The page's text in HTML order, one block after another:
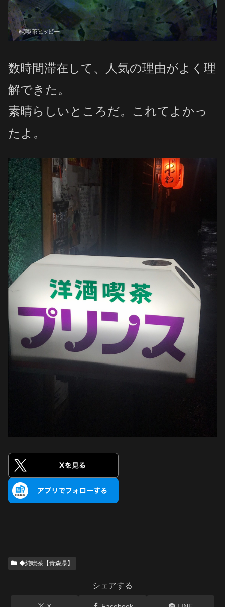
数時間滞在して、人気の理由がよく理
解できた。
素晴らしいところだ。これてよかっ
たよ。
◆純喫茶【青森県】
シェアする